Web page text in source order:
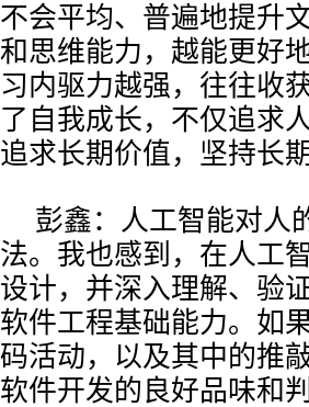
不会平均、普遍地提升
和思维能力，越能更好
习内驱力越强，往往收
了自我成长，不仅追求
追求长期价值，坚持长期
彭鑫：人工智能对人
法。我也感到，在人工
设计，并深入理解、验
软件工程基础能力。如
码活动，以及其中的推
软件开发的良好品味和